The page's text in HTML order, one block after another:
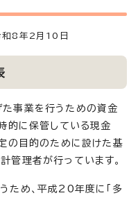
8年2月10日
事業を行うための資金
時的に保管している現金
定の目的のために設けた基
管理者が行っています。
ため、平成20年度に「多